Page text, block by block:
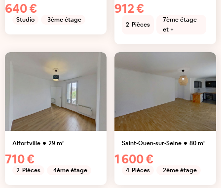
640 €
Studio 3ème étage
912 €
2 Pièces
7ème étage
et +
Alfortville 29m²
710 €
2 Pièces 4ème étage
Saint-Ouen-sur-Seine 80m²
1 600 €
4 Pièces 2ème étage